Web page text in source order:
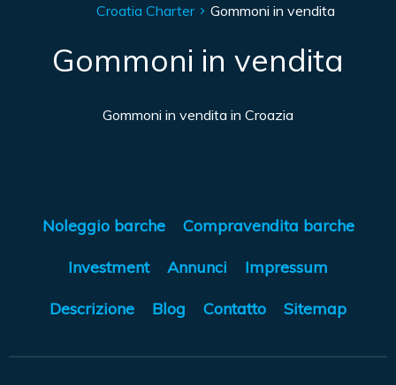
Croatia Charter Gommoni in vendita
Gommoni in vendita
Gommoni in vendita in Croazia
Noleggio barche Compravendita barche
Investment Annunci Impressum
Descrizione Blog Contatto Sitemap